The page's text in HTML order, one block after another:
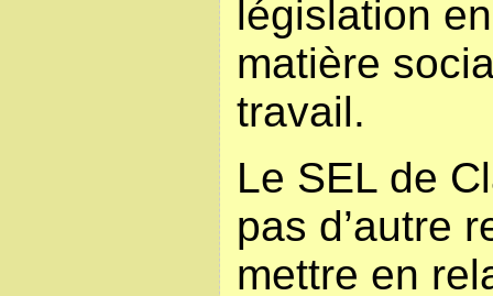
législation
matière
travail.
Le SEL de
pas d’autre
mettre en